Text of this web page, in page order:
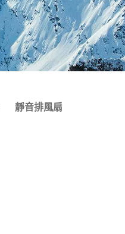
靜音排風扇